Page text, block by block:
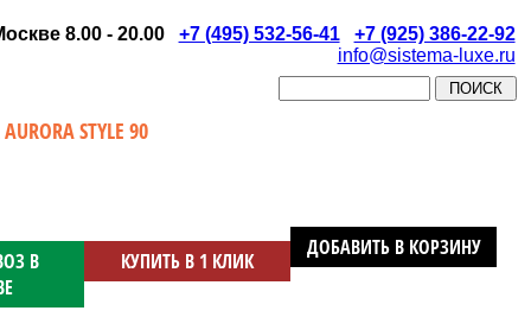
8.00 - 20.00 +7 (495) 532-56-41 +7 (925) 386-22-92
info@sistema-luxe.ru
STYLE 90
ДОБАВИТЬ В КОРЗИНУ
КУПИТЬ В 1 КЛИК
В